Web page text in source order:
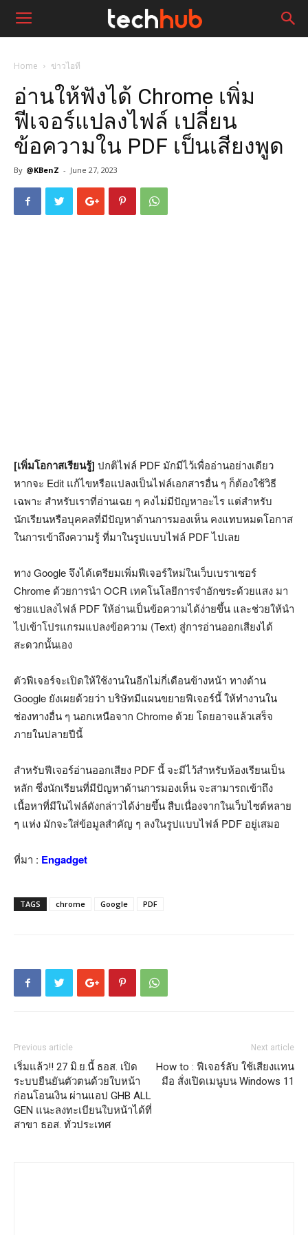
Home ข่าวไอที
อ่านให้ฟังได้ Chrome เพิ่ม
ฟีเจอร์แปลงไฟล์ เปลี่ยน
ข้อความใน PDF เป็นเสียงพูด
By @KBenZ - June 27, 2023
[เพิ่มโอกาสเรียนรู้] ปกติไฟล์ PDF มักมีไว้เพื่ออ่านอย่างเดียว
หากจะ Edit แก้ไขหรือแปลงเป็นไฟล์เอกสารอื่น ๆ ก็ต้องใช้วิธี
เฉพาะ สำหรับเราที่อ่านเฉย ๆ คงไม่มีปัญหาอะไร แต่สำหรับ
นักเรียนหรือบุคคลที่มีปัญหาด้านการมองเห็น คงแทบหมดโอกาส
ในการเข้าถึงความรู้ ที่มาในรูปแบบไฟล์ PDF ไปเลย
ทาง Google จึงได้เตรียมเพิ่มฟีเจอร์ใหม่ในเว็บเบราเซอร์
Chrome ด้วยการนำ OCR เทคโนโลยีการจำอักขระด้วยแสง มา
ช่วยแปลงไฟล์ PDF ให้อ่านเป็นข้อความได้ง่ายขึ้น และช่วยให้นำ
ไปเข้าโปรแกรมแปลงข้อความ (Text) สู่การอ่านออกเสียงได้
สะดวกนั้นเอง
ตัวฟีเจอร์จะเปิดให้ใช้งานในอีกไม่กี่เดือนข้างหน้า ทางด้าน
Google ยังเผยด้วยว่า บริษัทมีแผนขยายฟีเจอร์นี้ ให้ทำงานใน
ช่องทางอื่น ๆ นอกเหนือจาก Chrome ด้วย โดยอาจแล้วเสร็จ
ภายในปลายปีนี้
สำหรับฟีเจอร์อ่านออกเสียง PDF นี้ จะมีไว้สำหรับห้องเรียนเป็น
หลัก ซึ่งนักเรียนที่มีปัญหาด้านการมองเห็น จะสามารถเข้าถึง
เนื้อหาที่มีในไฟล์ดังกล่าวได้ง่ายขึ้น สืบเนื่องจากในเว็บไซต์หลาย
ๆ แห่ง มักจะใส่ข้อมูลสำคัญ ๆ ลงในรูปแบบไฟล์ PDF อยู่เสมอ
ที่มา : Engadget
TAGS chrome Google PDF
Previous article
เริ่มแล้ว!! 27 มิ.ย.นี้ ธอส. เปิด
ระบบยืนยันตัวตนด้วยใบหน้า
ก่อนโอนเงิน ผ่านแอป GHB ALL
GEN แนะลงทะเบียนใบหน้าได้ที่
สาขา ธอส. ทั่วประเทศ
Next article
How to : ฟีเจอร์ลับ ใช้เสียงแทน
มือ สั่งเปิดเมนูบน Windows 11